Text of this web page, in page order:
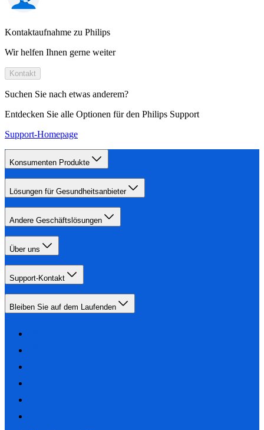
Kontaktaufnahme zu Philips
Wir helfen Ihnen gerne weiter
Kontakt
Suchen Sie nach etwas anderem?
Entdecken Sie alle Optionen für den Philips Support
Support-Homepage
Konsumenten Produkte
Lösungen für Gesundheitsanbieter
Andere Geschäftslösungen
Über uns
Support-Kontakt
Bleiben Sie auf dem Laufenden